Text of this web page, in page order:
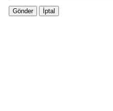
Gönder İptal